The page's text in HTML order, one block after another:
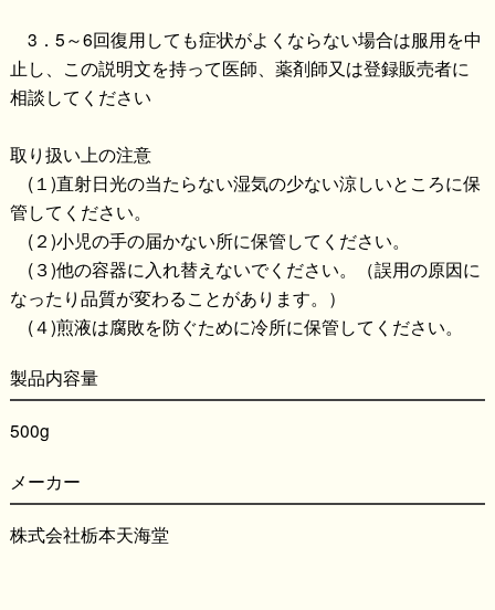
3．5～6回復用しても症状がよくならない場合は服用を中
止し、この説明文を持って医師、薬剤師又は登録販売者に
相談してください
取り扱い上の注意
(１)直射日光の当たらない湿気の少ない涼しいところに保
管してください。
(２)小児の手の届かない所に保管してください。
(３)他の容器に入れ替えないでください。（誤用の原因に
なったり品質が変わることがあります。）
(４)煎液は腐敗を防ぐために冷所に保管してください。
製品内容量
500g
メーカー
株式会社栃本天海堂